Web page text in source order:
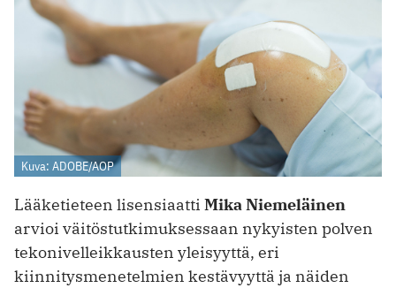
Kuva: ADOBE/AOP
Lääketieteen lisensiaatti Mika Niemeläinen
arvioi väitöstutkimuksessaan nykyisten polven
tekonivelleikkausten yleisyyttä, eri
kiinnitysmenetelmien kestävyyttä ja näiden